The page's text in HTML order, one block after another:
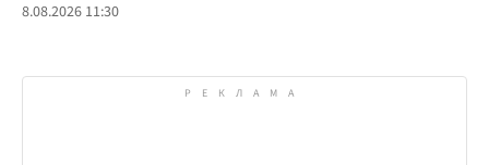
8.08.2026 11:30